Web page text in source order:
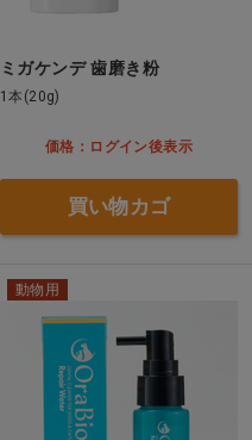
ミガケンデ 歯磨き粉
1本(20g)
価格：ログイン後表示
買い物カゴ
動物用